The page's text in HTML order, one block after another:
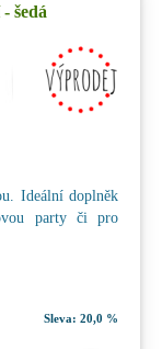
šedá
Ideální doplněk
party či pro
Sleva: 20,0 %